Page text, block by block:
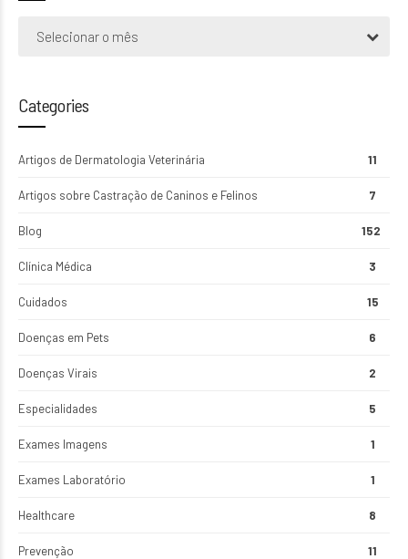
Selecionar o mês
Categories
Artigos de Dermatologia Veterinária 11
Artigos sobre Castração de Caninos e Felinos 7
Blog 152
Clínica Médica 3
Cuidados 15
Doenças em Pets 6
Doenças Virais 2
Especialidades 5
Exames Imagens 1
Exames Laboratório 1
Healthcare 8
Prevenção 11